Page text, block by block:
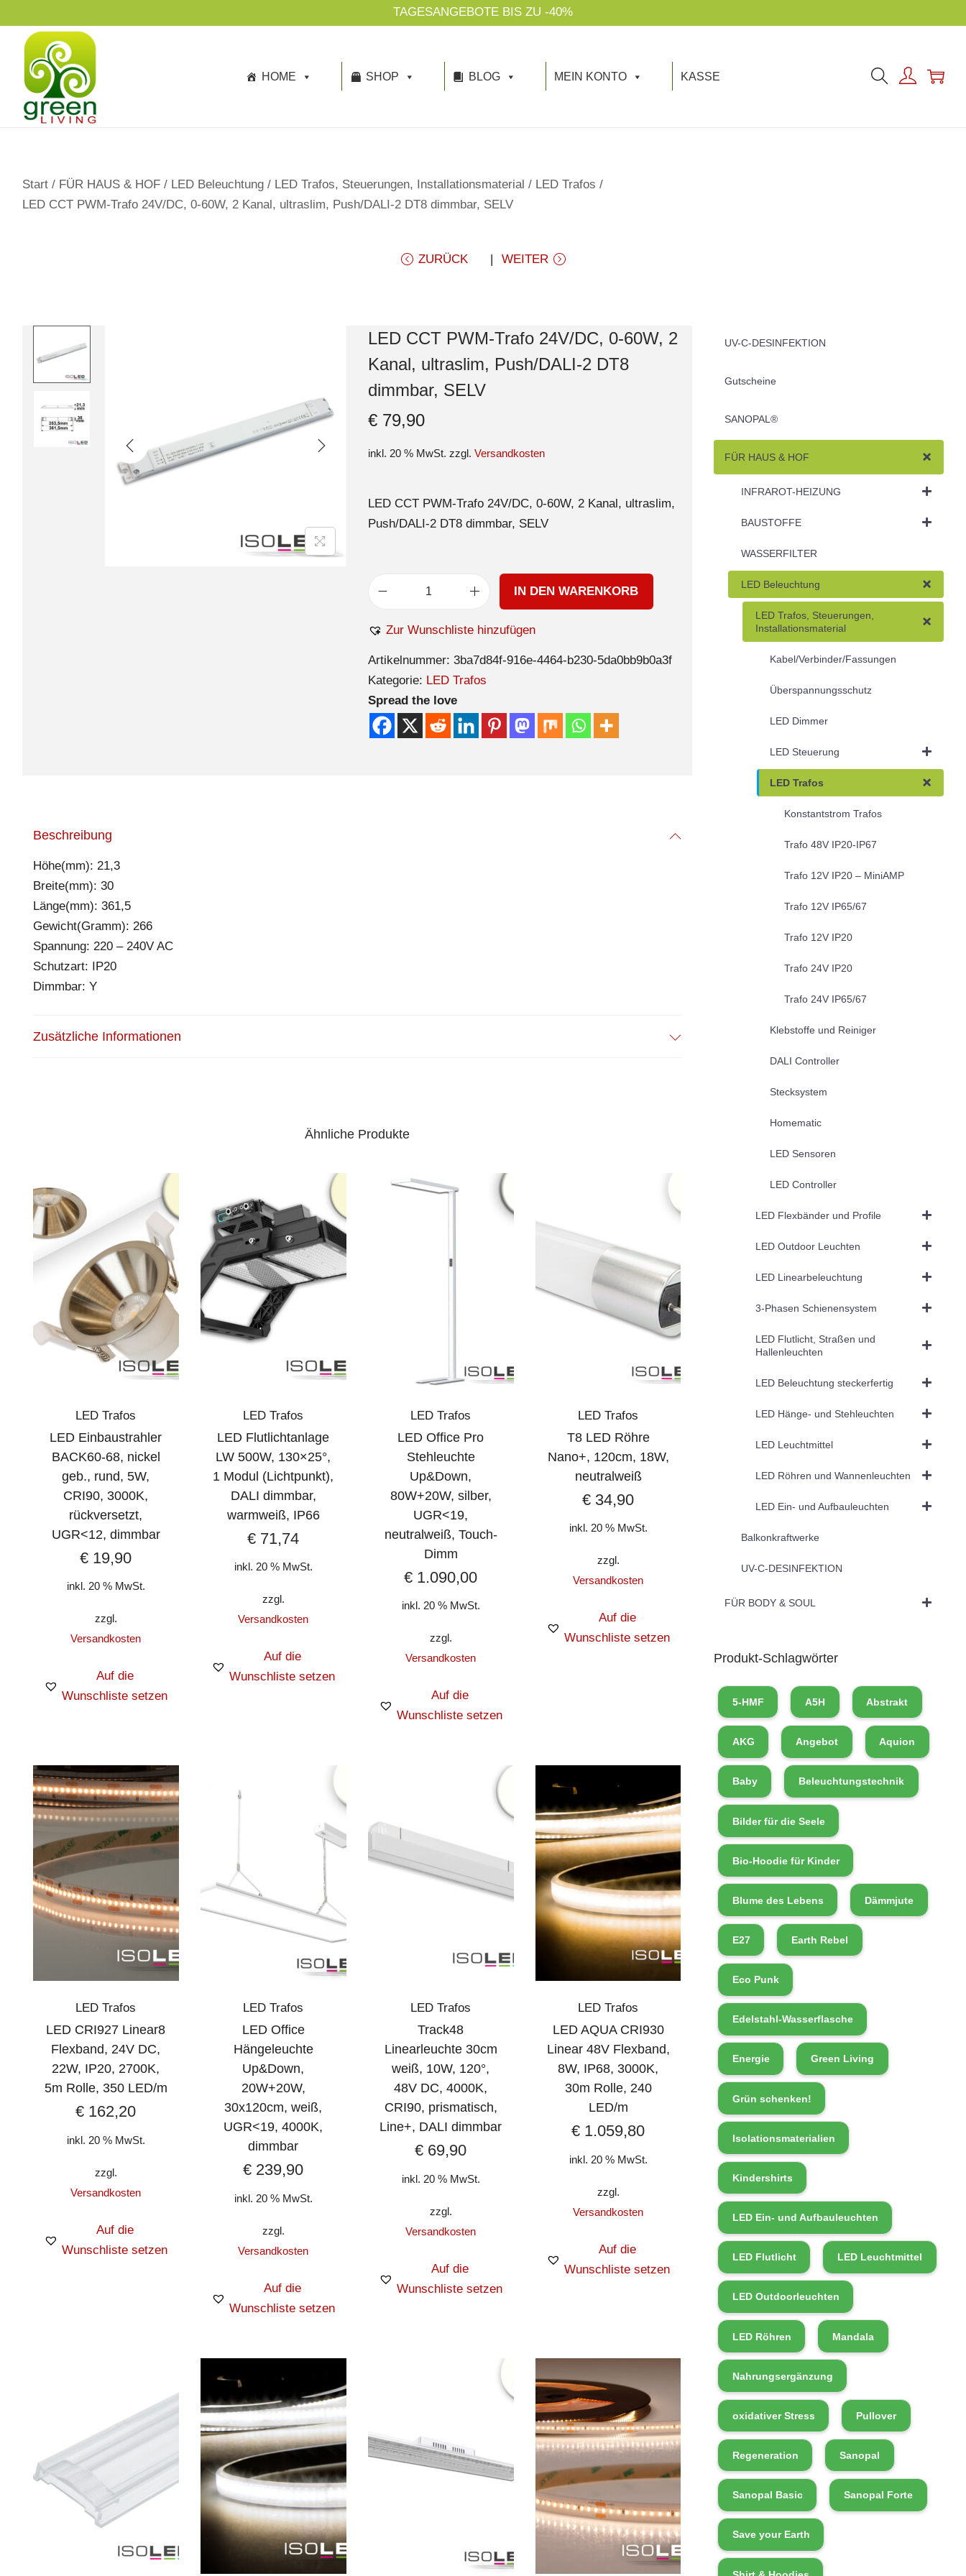
p
TAGESANGEBOTE BIS ZU -40%
HOME SHOP BLOG MEIN KONTO KASSE
Start / FÜR HAUS & HOF / LED Beleuchtung / LED Trafos, Steuerungen, Installationsmaterial / LED Trafos /
LED CCT PWM-Trafo 24V/DC, 0-60W, 2 Kanal, ultraslim, Push/DALI-2 DT8 dimmbar, SELV
ZURÜCK WEITER
LED CCT PWM-Trafo 24V/DC, 0-60W, 2
Kanal, ultraslim, Push/DALI-2 DT8
dimmbar, SELV
€79,90
inkl. 20 % MwSt. zzgl. Versandkosten
LED CCT PWM-Trafo 24V/DC, 0-60W, 2 Kanal, ultraslim,
Push/DALI-2 DT8 dimmbar, SELV
IN DEN WARENKORB
Zur Wunschliste hinzufügen
Artikelnummer: 3ba7d84f-916e-4464-b230-5da0bb9b0a3f
Kategorie: LED Trafos
Spread the love
Beschreibung
Höhe(mm): 21,3
Breite(mm): 30
Länge(mm): 361,5
Gewicht(Gramm): 266
Spannung: 220 – 240V AC
Schutzart: IP20
Dimmbar: Y
Zusätzliche Informationen
Ähnliche Produkte
LED Trafos
LED Einbaustrahler
BACK60-68, nickel
geb., rund, 5W,
CRI90, 3000K,
rückversetzt,
UGR<12, dimmbar
€ 19,90
inkl. 20 % MwSt.
zzgl.
Versandkosten
Auf die
Wunschliste setzen
LED Trafos
LED Flutlichtanlage
LW 500W, 130×25°,
1 Modul (Lichtpunkt),
DALI dimmbar,
warmweiß, IP66
€ 71,74
inkl. 20 % MwSt.
zzgl.
Versandkosten
Auf die
Wunschliste setzen
LED Trafos
LED Office Pro
Stehleuchte
Up&Down,
80W+20W, silber,
UGR<19,
neutralweiß, Touch-
Dimm
€ 1.090,00
inkl. 20 % MwSt.
zzgl.
Versandkosten
Auf die
Wunschliste setzen
LED Trafos
T8 LED Röhre
Nano+, 120cm, 18W,
neutralweiß
€ 34,90
inkl. 20 % MwSt.
zzgl.
Versandkosten
Auf die
Wunschliste setzen
LED Trafos
LED CRI927 Linear8
Flexband, 24V DC,
22W, IP20, 2700K,
5m Rolle, 350 LED/m
€ 162,20
inkl. 20 % MwSt.
zzgl.
Versandkosten
Auf die
Wunschliste setzen
LED Trafos
LED Office
Hängeleuchte
Up&Down,
20W+20W,
30x120cm, weiß,
UGR<19, 4000K,
dimmbar
€ 239,90
inkl. 20 % MwSt.
zzgl.
Versandkosten
Auf die
Wunschliste setzen
LED Trafos
Track48
Linearleuchte 30cm
weiß, 10W, 120°,
48V DC, 4000K,
CRI90, prismatisch,
Line+, DALI dimmbar
€ 69,90
inkl. 20 % MwSt.
zzgl.
Versandkosten
Auf die
Wunschliste setzen
LED Trafos
LED AQUA CRI930
Linear 48V Flexband,
8W, IP68, 3000K,
30m Rolle, 240
LED/m
€ 1.059,80
inkl. 20 % MwSt.
zzgl.
Versandkosten
Auf die
Wunschliste setzen
UV-C-DESINFEKTION
Gutscheine
SANOPAL®
FÜR HAUS & HOF
INFRAROT-HEIZUNG
BAUSTOFFE
WASSERFILTER
LED Beleuchtung
LED Trafos, Steuerungen,
Installationsmaterial
Kabel/Verbinder/Fassungen
Überspannungsschutz
LED Dimmer
LED Steuerung
LED Trafos
Konstantstrom Trafos
Trafo 48V IP20-IP67
Trafo 12V IP20 – MiniAMP
Trafo 12V IP65/67
Trafo 12V IP20
Trafo 24V IP20
Trafo 24V IP65/67
Klebstoffe und Reiniger
DALI Controller
Stecksystem
Homematic
LED Sensoren
LED Controller
LED Flexbänder und Profile
LED Outdoor Leuchten
LED Linearbeleuchtung
3-Phasen Schienensystem
LED Flutlicht, Straßen und
Hallenleuchten
LED Beleuchtung steckerfertig
LED Hänge- und Stehleuchten
LED Leuchtmittel
LED Röhren und Wannenleuchten
LED Ein- und Aufbauleuchten
Balkonkraftwerke
UV-C-DESINFEKTION
FÜR BODY & SOUL
Produkt-Schlagwörter
5-HMF A5H Abstrakt
AKG Angebot Aquion
Baby Beleuchtungstechnik
Bilder für die Seele
Bio-Hoodie für Kinder
Blume des Lebens Dämmjute
E27 Earth Rebel
Eco Punk
Edelstahl-Wasserflasche
Energie Green Living
Grün schenken!
Isolationsmaterialien
Kindershirts
LED Ein- und Aufbauleuchten
LED Flutlicht LED Leuchtmittel
LED Outdoorleuchten
LED Röhren Mandala
Nahrungsergänzung
oxidativer Stress Pullover
Regeneration Sanopal
Sanopal Basic Sanopal Forte
Save your Earth